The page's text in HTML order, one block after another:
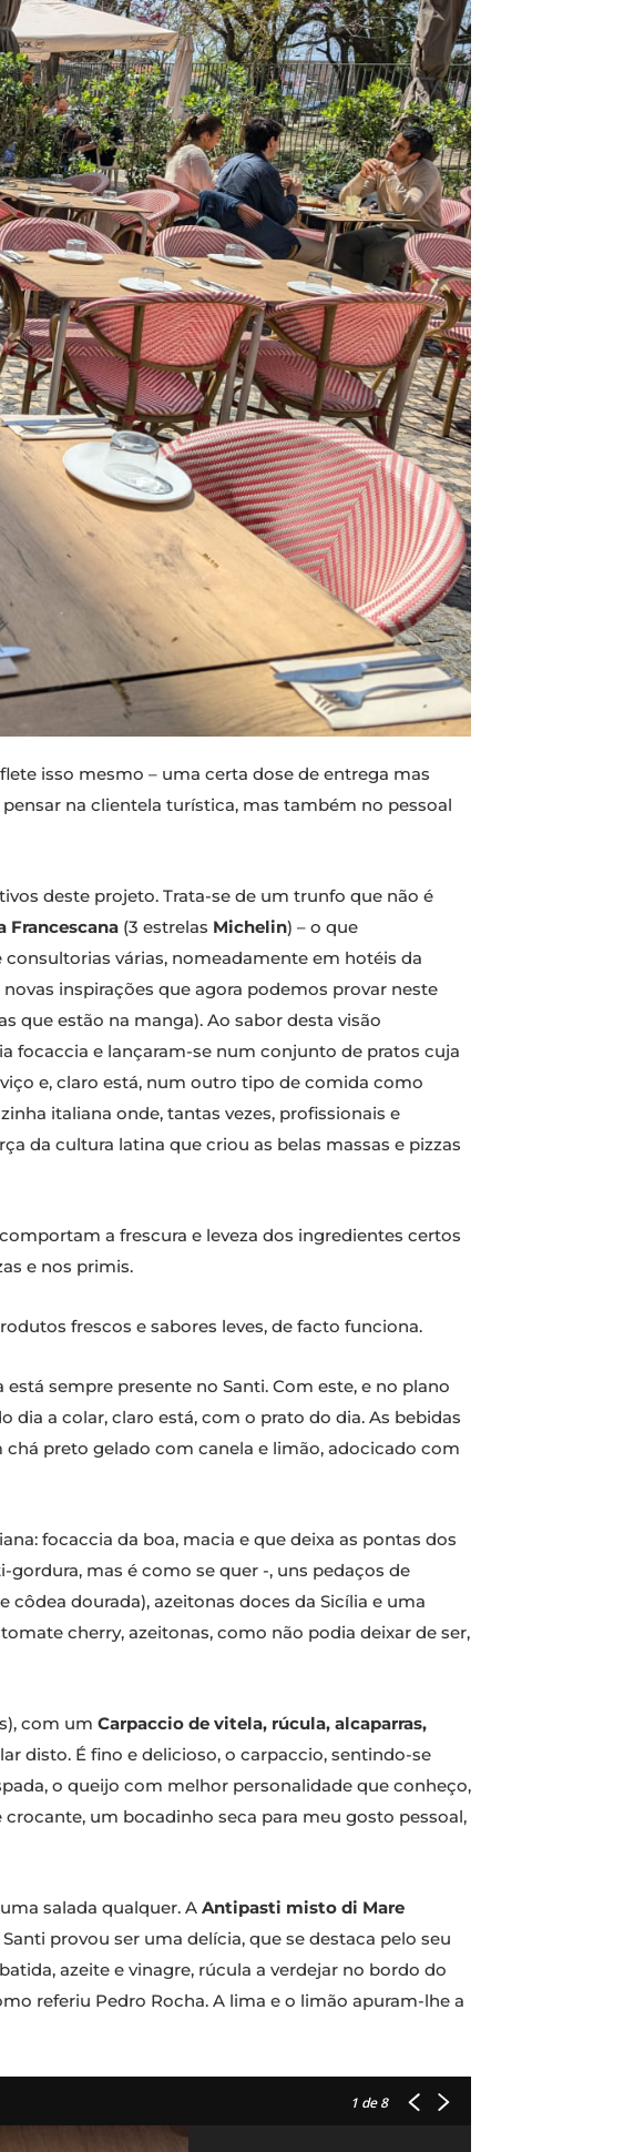
isso mesmo – uma certa dose de entrega mas
na clientela turística, mas também no pessoal
deste projeto. Trata-se de um trunfo que não é
Francescana (3 estrelas Michelin) – o que
consultorias várias, nomeadamente em hotéis da
inspirações que agora podemos provar neste
que estão na manga). Ao sabor desta visão
focaccia e lançaram-se num conjunto de pratos cuja
e, claro está, num outro tipo de comida como
italiana onde, tantas vezes, profissionais e
da cultura latina que criou as belas massas e pizzas
a frescura e leveza dos ingredientes certos
e nos primis.
frescos e sabores leves, de facto funciona.
sempre presente no Santi. Com este, e no plano
dia a colar, claro está, com o prato do dia. As bebidas
preto gelado com canela e limão, adocicado com
focaccia da boa, macia e que deixa as pontas dos
mas é como se quer -, uns pedaços de
dourada), azeitonas doces da Sicília e uma
cherry, azeitonas, como não podia deixar de ser,
com um Carpaccio de vitela, rúcula, alcaparras,
disto. É fino e delicioso, o carpaccio, sentindo-se
o queijo com melhor personalidade que conheço,
um bocadinho seca para meu gosto pessoal,
salada qualquer. A Antipasti misto di Mare
provou ser uma delícia, que se destaca pelo seu
azeite e vinagre, rúcula a verdejar no bordo do
referiu Pedro Rocha. A lima e o limão apuram-lhe a
1 de 8